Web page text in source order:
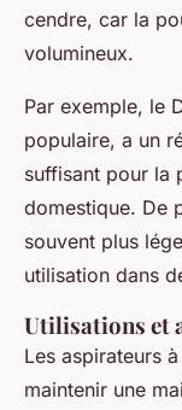
cendre, car la
volumineux.
Par exemple, le
populaire, a un
suffisant pour la
domestique. De
souvent plus
utilisation dans
Utilisations et
Les aspirateurs
maintenir une